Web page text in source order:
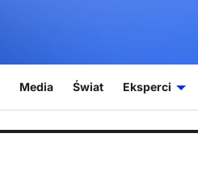
Media Świat Eksperci